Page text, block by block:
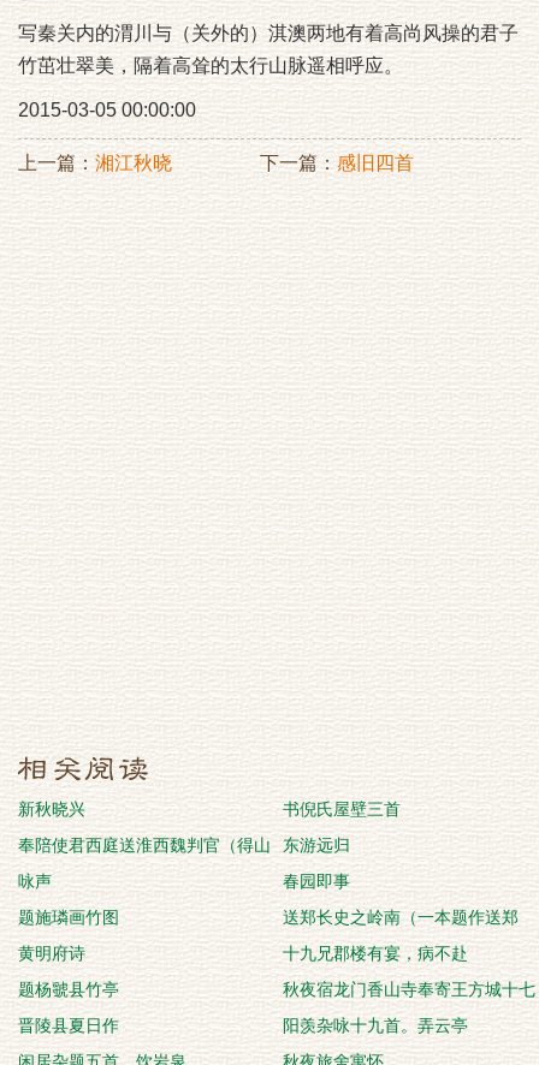
写秦关内的渭川与（关外的）淇澳两地有着高尚风操的君子
竹茁壮翠美，隔着高耸的太行山脉遥相呼应。
2015-03-05 00:00:00
上一篇：湘江秋晓 下一篇：感旧四首
新秋晓兴
书倪氏屋壁三首
奉陪使君西庭送淮西魏判官（得山
字）
东游远归
咏声
春园即事
题施璘画竹图
送郑长史之岭南（一本题作送郑
史）
黄明府诗
十九兄郡楼有宴，病不赴
题杨虢县竹亭
秋夜宿龙门香山寺奉寄王方城十七
丈奉国莹上
晋陵县夏日作
阳羡杂咏十九首。弄云亭